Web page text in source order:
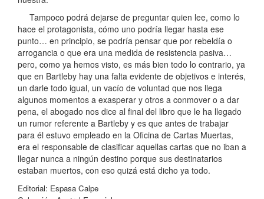
Tampoco podrá dejarse de preguntar quien lee, como lo
hace el protagonista, cómo uno podría llegar hasta ese
punto… en principio, se podría pensar que por rebeldía o
arrogancia o que era una medida de resistencia pasiva…
pero, como ya hemos visto, es más bien todo lo contrario, ya
que en Bartleby hay una falta evidente de objetivos e interés,
un darle todo igual, un vacío de voluntad que nos llega
algunos momentos a exasperar y otros a conmover o a dar
pena, el abogado nos dice al final del libro que le ha llegado
un rumor referente a Bartleby y es que antes de trabajar
para él estuvo empleado en la Oficina de Cartas Muertas,
era el responsable de clasificar aquellas cartas que no iban a
llegar nunca a ningún destino porque sus destinatarios
estaban muertos, con eso quizá está dicho ya todo.
Editorial: Espasa Calpe